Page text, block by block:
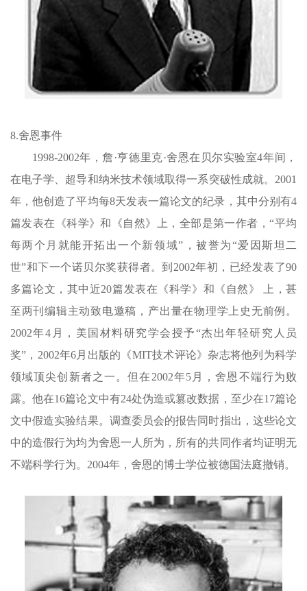
8.舍恩事件
1998-2002年，詹·亨德里克·舍恩在贝尔实验室4年间，
在电子学、超导和纳米技术领域取得一系突破性成就。2001
年，他创造了平均每8天发表一篇论文的纪录，其中分别有4
篇发表在《科学》和《自然》上，全部是第一作者，“平均
每两个月就能开拓出一个新领域”，被誉为“爱因斯坦二
世”和下一个诺贝尔奖获得者。到2002年初， 已经发表了90
多篇论文，其中近20篇发表在《科学》和《自然》 上，甚
至两刊编辑主动致电邀稿，产出量在物理学上史无前例。
2002年4月，美国材料研究学会授予“杰出年轻研究人员
奖”，2002年6月出版的《MIT技术评论》杂志将他列为科学
领域顶尖创新者之一。但在2002年5月，舍恩不端行为败
露。他在16篇论文中有24处伪造或篡改数据，至少在17篇论
文中假造实验结果。调查委员会的报告同时指出，这些论文
中的造假行为均为舍恩一人所为，所有的共同作者均证明无
不端科学行为。2004年，舍恩的博士学位被德国法庭撤销。